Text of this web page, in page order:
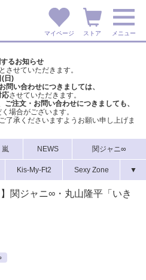
マイページ ストア メニュー
るお知らせ
させていただきます。
(日)
問い合わせにつきましては、
応させていただきます。
ご注文・ お問い合わせにつきましても、
場合がございます。
了承くださいますようお願い申し上げま
嵐 NEWS 関ジャニ∞
Kis-My-Ft2 Sexy Zone ▼
関ジャニ∞・丸山隆平「いき